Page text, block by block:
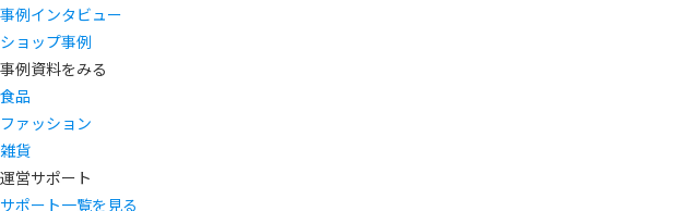
事例インタビュー
ショップ事例
事例資料をみる
食品
ファッション
雑貨
運営サポート
サポート一覧を見る